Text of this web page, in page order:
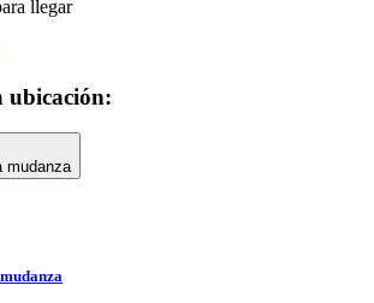
llegar
ubicación:
mudanza